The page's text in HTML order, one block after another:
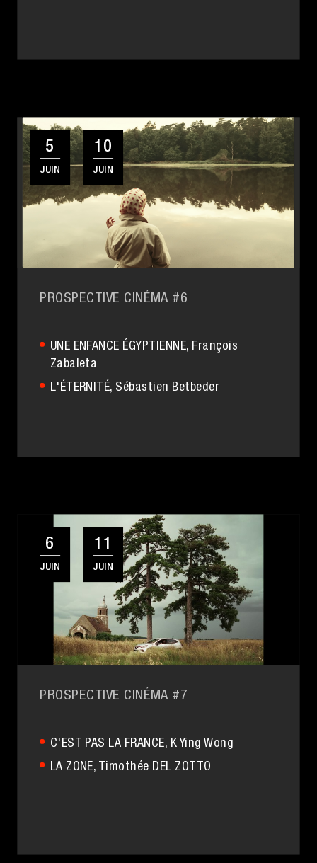
5
JUIN
10
JUIN
PROSPECTIVE CINÉMA #6
UNE ENFANCE ÉGYPTIENNE, François
Zabaleta
L'ÉTERNITÉ, Sébastien Betbeder
6
JUIN
11
JUIN
PROSPECTIVE CINÉMA #7
C'EST PAS LA FRANCE, K Ying Wong
LA ZONE, Timothée DEL ZOTTO